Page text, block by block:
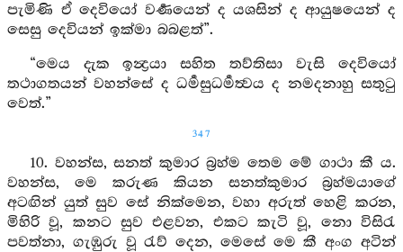
පැමිණි ඒ දෙවියෝ වර්‍ණයෙන් ද යශසින් ද ආයුෂයෙන් ද
සෙසු දෙවියන් ඉක්මා බබළත්”.
“මෙය දැක ඉන්‍ද්‍රයා සහිත තව්තිසා වැසි දෙවියෝ
තථාගතයන් වහන්සේ ද ධර්‍මසුධර්‍මත්‍වය ද නමදනාහු සතුටු
වෙත්.”
347
10. වහන්ස, සනත් කුමාර බ්‍රහ්ම තෙම මේ ගාථා කී ය.
වහන්ස, මෙ කරුණ කියන සනත්කුමාර බ්‍රහ්මයාගේ
අටඟින් යුත් සුව සේ නික්මෙන, වහා අරුත් හෙළි කරන,
මිහිරි වූ, කනට සුව එළවන, එකට කැටි වූ, නො විසිරැ
පවත්නා, ගැඹුරු වූ රැව් දෙන, මෙසේ මෙ කී අංග අටින්